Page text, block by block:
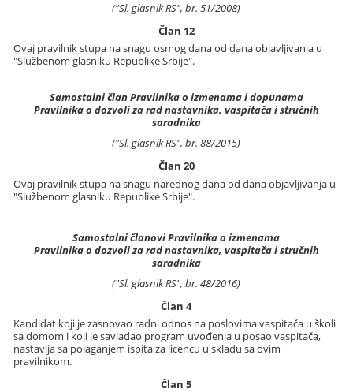
("Sl. glasnik RS", br. 51/2008)
Član 12
Ovaj pravilnik stupa na snagu osmog dana od dana objavljivanja u
"Službenom glasniku Republike Srbije".
Samostalni član Pravilnika o izmenama i dopunama
Pravilnika o dozvoli za rad nastavnika, vaspitača i stručnih
saradnika
("Sl. glasnik RS", br. 88/2015)
Član 20
Ovaj pravilnik stupa na snagu narednog dana od dana objavljivanja u
"Službenom glasniku Republike Srbije".
Samostalni članovi Pravilnika o izmenama
Pravilnika o dozvoli za rad nastavnika, vaspitača i stručnih
saradnika
("Sl. glasnik RS", br. 48/2016)
Član 4
Kandidat koji je zasnovao radni odnos na poslovima vaspitača u školi
sa domom i koji je savladao program uvođenja u posao vaspitača,
nastavlja sa polaganjem ispita za licencu u skladu sa ovim
pravilnikom.
Član 5